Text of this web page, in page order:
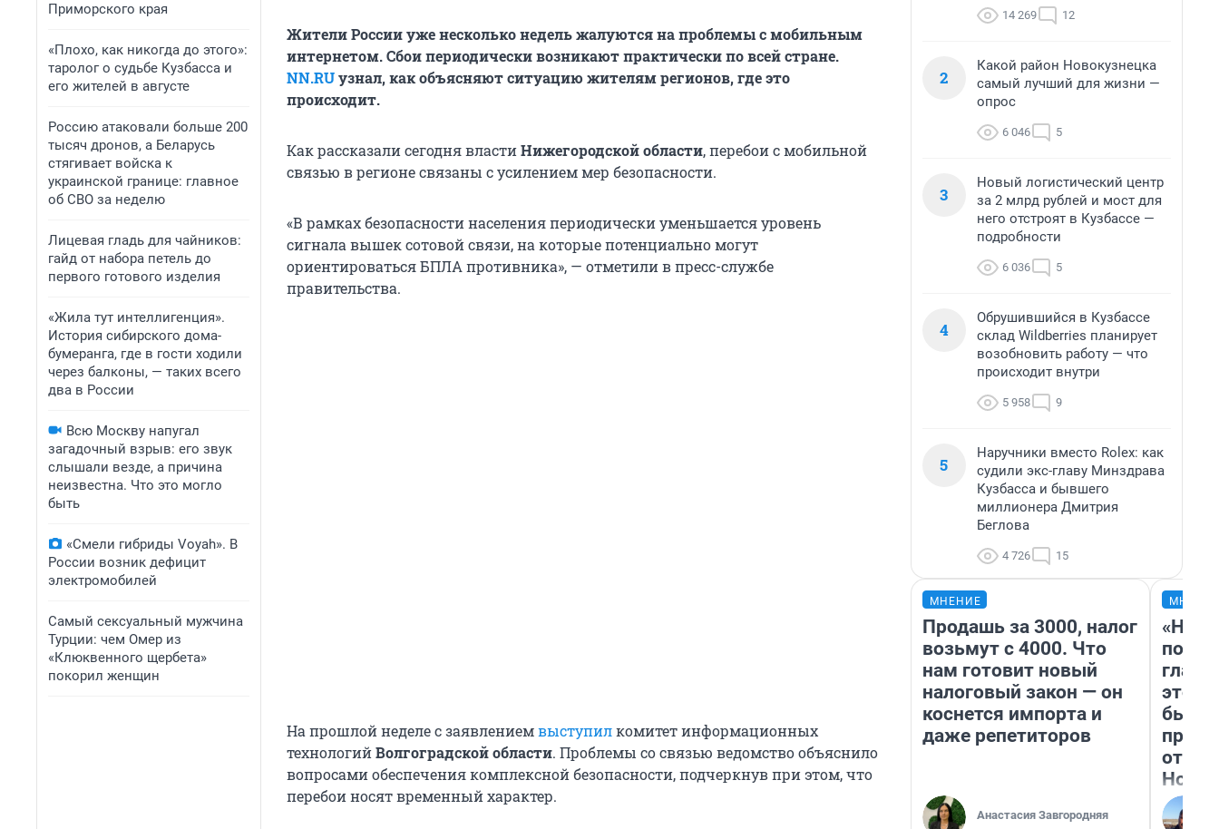
Приморского края
«Плохо, как никогда до этого»:
таролог о судьбе Кузбасса и
его жителей в августе
Россию атаковали больше 200
тысяч дронов, а Беларусь
стягивает войска к
украинской границе: главное
об СВО за неделю
Лицевая гладь для чайников:
гайд от набора петель до
первого готового изделия
«Жила тут интеллигенция».
История сибирского дома-
бумеранга, где в гости ходили
через балконы, — таких всего
два в России
Всю Москву напугал
загадочный взрыв: его звук
слышали везде, а причина
неизвестна. Что это могло
быть
«Смели гибриды Voyah». В
России возник дефицит
электромобилей
Самый сексуальный мужчина
Турции: чем Омер из
«Клюквенного щербета»
покорил женщин
Жители России уже несколько недель жалуются на проблемы с мобильным
интернетом. Сбои периодически возникают практически по всей стране.
NN.RUузнал, как объясняют ситуацию жителям регионов, где это
происходит.
Как рассказали сегодня властиНижегородской области, перебои с мобильной
связью в регионе связаны с усилением мер безопасности.
«В рамках безопасности населения периодически уменьшается уровень
сигнала вышек сотовой связи, на которые потенциально могут
ориентироваться БПЛА противника», — отметили в пресс-службе
правительства.
На прошлой неделе с заявлениемвыступилкомитет информационных
технологийВолгоградской области. Проблемы со связью ведомство объяснило
вопросами обеспечения комплексной безопасности, подчеркнув при этом, что
перебои носят временный характер.
14 269 12
2
Какой район Новокузнецка
самый лучший для жизни —
опрос
6 046 5
3
Новый логистический центр
за 2 млрд рублей и мост для
него отстроят в Кузбассе —
подробности
6 036 5
4
Обрушившийся в Кузбассе
склад Wildberries планирует
возобновить работу — что
происходит внутри
5 958 9
5
Наручники вместо Rolex: как
судили экс-главу Минздрава
Кузбасса и бывшего
миллионера Дмитрия
Беглова
4 726 15
МНЕНИЕ
Продашь за 3000, налог
возьмут с 4000. Что
нам готовит новый
налоговый закон — он
коснется импорта и
даже репетиторов
Анастасия Завгородняя
этого
бьет